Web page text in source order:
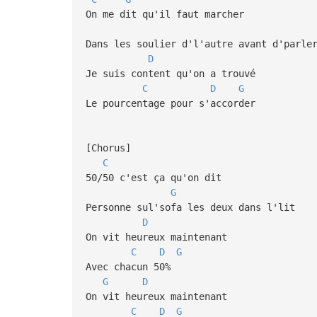
On me dit qu'il faut marcher
Dans les soulier d'l'autre avant d'parler
D
Je suis content qu'on a trouvé
C
D
G
Le pourcentage pour s'accorder
[Chorus]
C
50/50 c'est ça qu'on dit
G
Personne sul'sofa les deux dans l'lit
D
On vit heureux maintenant
C
D
G
Avec chacun 50%
G
D
On vit heureux maintenant
C
D G